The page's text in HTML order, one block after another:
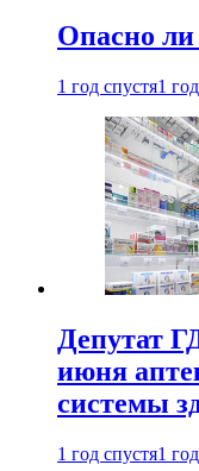
Опасно ли
1 год спустя1
Депутат
июня
системы
1 год спустя1